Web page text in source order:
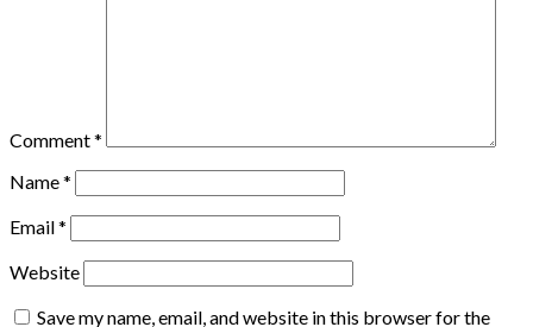
Comment*
Name*
Email*
Website
Save my name, email, and website in this browser for the